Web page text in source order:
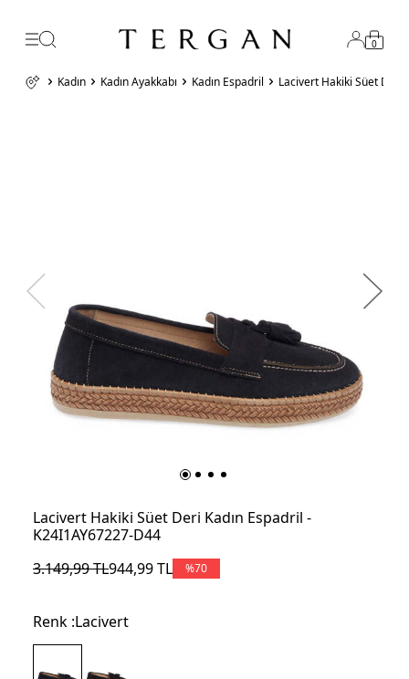
0
Kadın Kadın Ayakkabı Kadın Espadril Lacivert Hakiki Süet Deri
Lacivert Hakiki Süet Deri Kadın Espadril -
K24I1AY67227-D44
3.149,99TL944,99TL %70
Renk :Lacivert